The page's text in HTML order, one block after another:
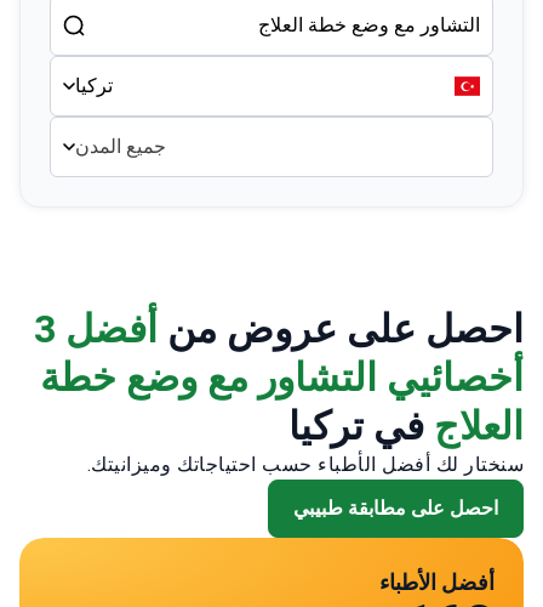
تركيا
جميع المدن
احصل على عروض من
أفضل 3
أخصائيي التشاور مع وضع خطة
العلاج في تركيا
سنختار لك أفضل الأطباء حسب احتياجاتك وميزانيتك.
احصل على مطابقة طبيبي
أفضل الأطباء